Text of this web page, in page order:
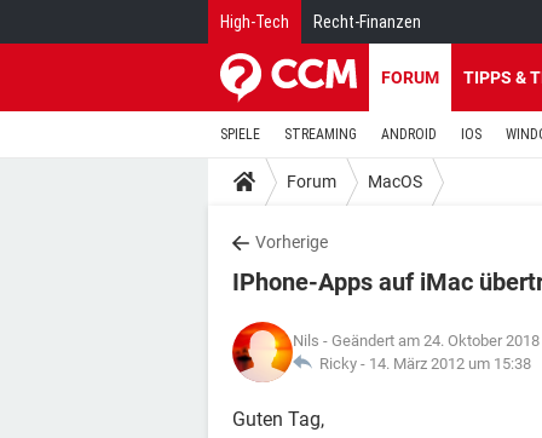
High-Tech Recht-Finanzen
FORUM TIPPS &
SPIELE STREAMING ANDROID IOS
Forum MacOS
Vorherige
IPhone-Apps auf iMac
Nils - Geändert am 24. Oktober
Ricky - 14. März 2012 um 15:38
Guten Tag,